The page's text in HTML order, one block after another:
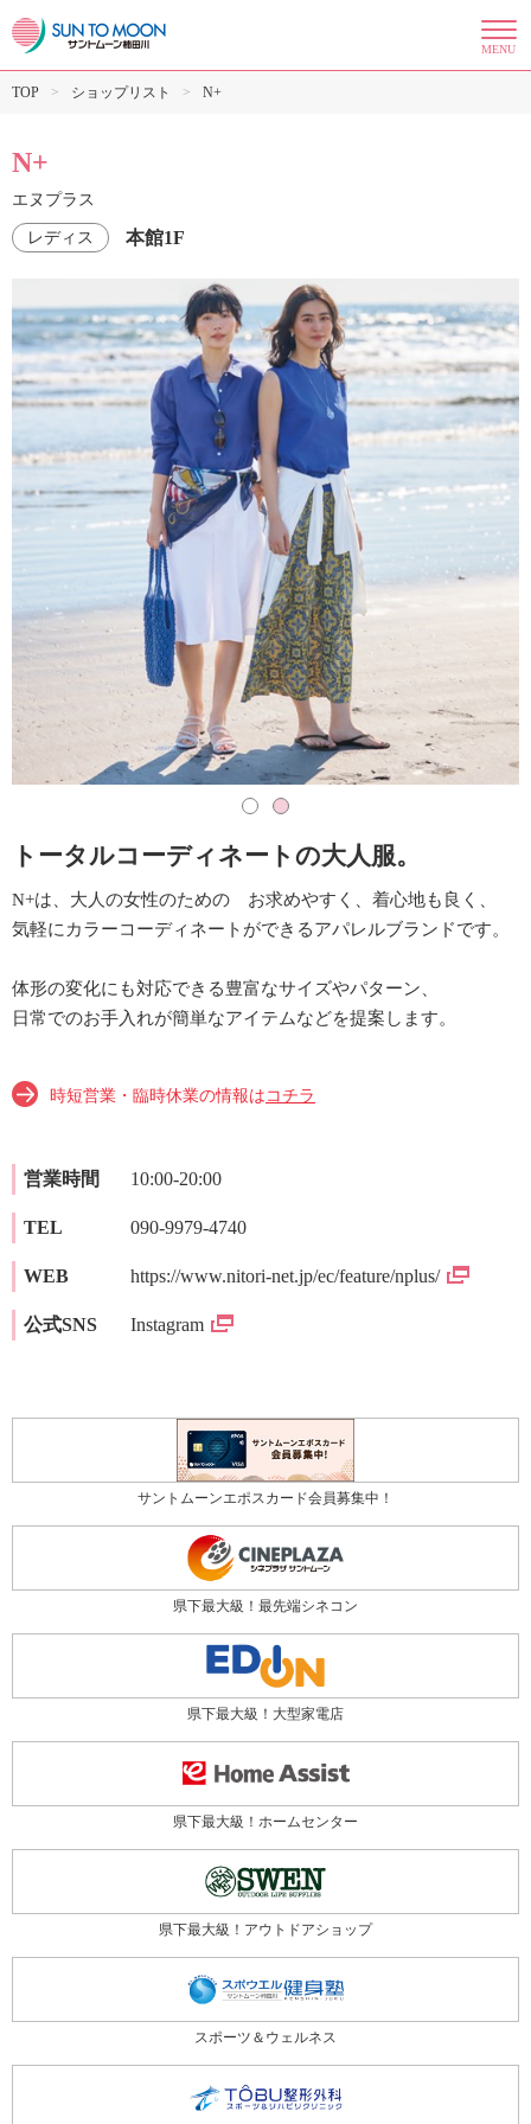
MENU
TOP ショップリスト N+
N+
エヌプラス
レディス 本館1F
トータルコーディネートの大人服。
N+は、大人の女性のための お求めやすく、着心地も良く、
気軽にカラーコーディネートができるアパレルブランドです。
体形の変化にも対応できる豊富なサイズやパターン、
日常でのお手入れが簡単なアイテムなどを提案します。
時短営業・臨時休業の情報は コチラ
営業時間 10:00-20:00
TEL 090-9979-4740
WEB https://www.nitori-net.jp/ec/feature/nplus/
公式SNS Instagram
サントムーンエポスカード会員募集中！
県下最大級！最先端シネコン
県下最大級！大型家電店
県下最大級！ホームセンター
県下最大級！アウトドアショップ
スポーツ＆ウェルネス